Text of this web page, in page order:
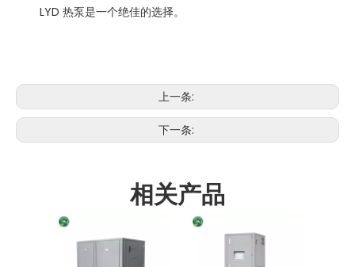
LYD 热泵是一个绝佳的选择。
上一条:
下一条:
相关产品